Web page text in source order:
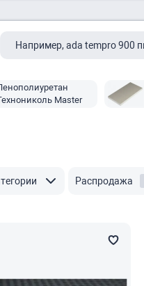
Master
Распродажа